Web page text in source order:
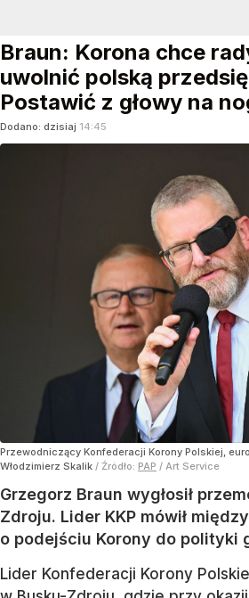
Braun: Korona chce
uwolnić polską
Postawić z głowy na
Dodano: dzisiaj 14:45
Przewodniczący Konfederacji Korony Polskiej,
Włodzimierz Skalik / Źródło: PAP / Art Service
Grzegorz Braun wygłosił
Zdroju. Lider KKP mówił
o podejściu Korony do polityki
Lider Konfederacji Korony